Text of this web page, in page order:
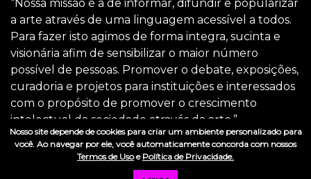
“Nossa missão é a de informar, difundir e popularizar
a arte através de uma linguagem acessível a todos.
Para fazer isto agimos de forma integra, sucinta e
visionária afim de sensibilizar o maior número
possível de pessoas. Promover o debate, exposições,
curadoria e projetos para instituições e interessados
com o propósito de promover o crescimento
intelectual da sociedade através da arte.”
SIGA-NOS
Nosso site depende de cookies para criar um ambiente personalizado para
você. Ao navegar por ele, você automaticamente concorda com nossos
Termos de Usoe Política de Privacidade.